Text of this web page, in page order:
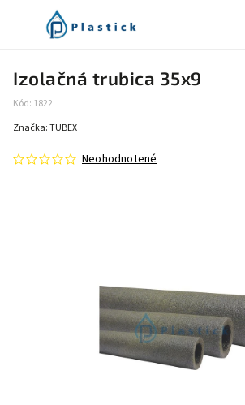
Izolačná trubica 35x9
Kód: 1822
Neohodnotené
Značka:TUBEX